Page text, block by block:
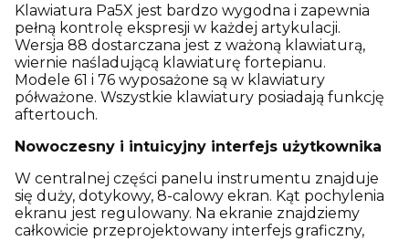
Klawiatura Pa5X jest bardzo wygodna i zapewnia
pełną kontrolę ekspresji w każdej artykulacji.
Wersja 88 dostarczana jest z ważoną klawiaturą,
wiernie naśladującą klawiaturę fortepianu.
Modele 61 i 76 wyposażone są w klawiatury
półważone. Wszystkie klawiatury posiadają funkcję
aftertouch.
Nowoczesny i intuicyjny interfejs użytkownika
W centralnej części panelu instrumentu znajduje
się duży, dotykowy, 8-calowy ekran. Kąt pochylenia
ekranu jest regulowany. Na ekranie znajdziemy
całkowicie przeprojektowany interfejs graficzny,